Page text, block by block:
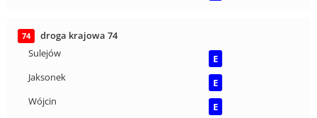
74
droga krajowa 74
Sulejów
E
Jaksonek
E
Wójcin
E